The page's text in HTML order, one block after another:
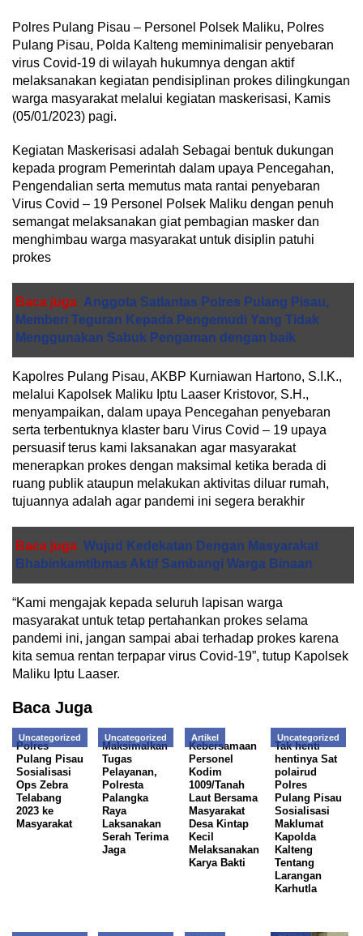
Polres Pulang Pisau – Personel Polsek Maliku, Polres
Pulang Pisau, Polda Kalteng meminimalisir penyebaran
virus Covid-19 di wilayah hukumnya dengan aktif
melaksanakan kegiatan pendisiplinan prokes dilingkungan
warga masyarakat melalui kegiatan maskerisasi, Kamis
(05/01/2023) pagi.
Kegiatan Maskerisasi adalah Sebagai bentuk dukungan
kepada program Pemerintah dalam upaya Pencegahan,
Pengendalian serta memutus mata rantai penyebaran
Virus Covid – 19 Personel Polsek Maliku dengan penuh
semangat melaksanakan giat pembagian masker dan
menghimbau warga masyarakat untuk disiplin patuhi
prokes
Baca juga Anggota Satlantas Polres Pulang Pisau,
Memberi Teguran Kepada Pengemudi Yang Tidak
Menggunakan Sabuk Pengaman dengan baik
Kapolres Pulang Pisau, AKBP Kurniawan Hartono, S.I.K.,
melalui Kapolsek Maliku Iptu Laaser Kristovor, S.H.,
menyampaikan, dalam upaya Pencegahan penyebaran
serta terbentuknya klaster baru Virus Covid – 19 upaya
persuasif terus kami laksanakan agar masyarakat
menerapkan prokes dengan maksimal ketika berada di
ruang publik ataupun melakukan aktivitas diluar rumah,
tujuannya adalah agar pandemi ini segera berakhir
Baca juga Wujud Kedekatan Dengan Masyarakat
Bhabinkamtibmas Aktif Sambangi Warga Binaan
“Kami mengajak kepada seluruh lapisan warga
masyarakat untuk tetap pertahankan prokes selama
pandemi ini, jangan sampai abai terhadap prokes karena
kita semua rentan terpapar virus Covid-19”, tutup Kapolsek
Maliku Iptu Laaser.
Baca Juga
Uncategorized
Polres
Pulang Pisau
Sosialisasi
Ops Zebra
Telabang
2023 ke
Masyarakat
Uncategorized
Maksimalkan
Tugas
Pelayanan,
Polresta
Palangka
Raya
Laksanakan
Serah Terima
Jaga
Artikel
Kebersamaan
Personel
Kodim
1009/Tanah
Laut Bersama
Masyarakat
Desa Kintap
Kecil
Melaksanakan
Karya Bakti
Uncategorized
Tak henti
hentinya Sat
polairud
Polres
Pulang Pisau
Sosialisasi
Maklumat
Kapolda
Kalteng
Tentang
Larangan
Karhutla